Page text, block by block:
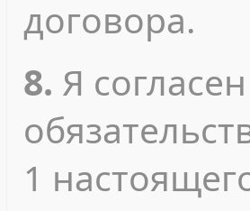
договора.
8. Я
1